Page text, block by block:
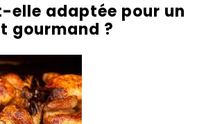
elle adaptée pour un
gourmand ?